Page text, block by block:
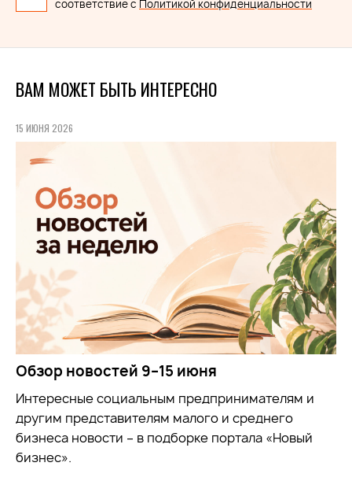
соответствие с Политикой конфиденциальности
ВАМ МОЖЕТ БЫТЬ ИНТЕРЕСНО
15 ИЮНЯ 2026
Обзор новостей 9–15 июня
Интересные социальным предпринимателям и
другим представителям малого и среднего
бизнеса новости – в подборке портала «Новый
бизнес».